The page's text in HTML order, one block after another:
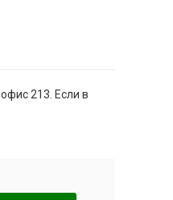
213. Если в